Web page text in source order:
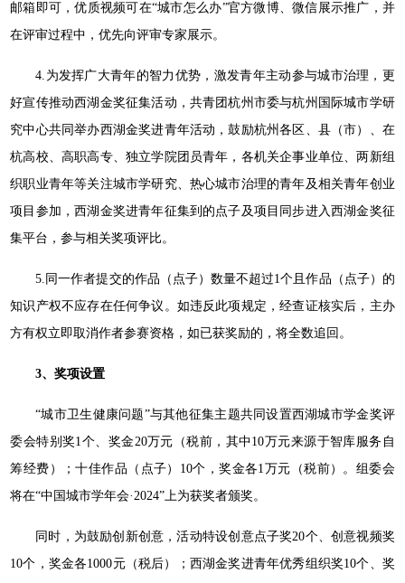
邮箱即可，优质视频可在“城市怎么办”官方微博、微信展示推广，并
在评审过程中，优先向评审专家展示。
4.为发挥广大青年的智力优势，激发青年主动参与城市治理，更
好宣传推动西湖金奖征集活动，共青团杭州市委与杭州国际城市学研
究中心共同举办西湖金奖进青年活动，鼓励杭州各区、县（市）、在
杭高校、高职高专、独立学院团员青年，各机关企事业单位、两新组
织职业青年等关注城市学研究、热心城市治理的青年及相关青年创业
项目参加，西湖金奖进青年征集到的点子及项目同步进入西湖金奖征
集平台，参与相关奖项评比。
5.同一作者提交的作品（点子）数量不超过1个且作品（点子）的
知识产权不应存在任何争议。如违反此项规定，经查证核实后，主办
方有权立即取消作者参赛资格，如已获奖励的，将全数追回。
3、奖项设置
“城市卫生健康问题”与其他征集主题共同设置西湖城市学金奖评
委会特别奖1个、奖金20万元（税前，其中10万元来源于智库服务自
筹经费）；十佳作品（点子）10个，奖金各1万元（税前）。组委会
将在“中国城市学年会·2024”上为获奖者颁奖。
同时，为鼓励创新创意，活动特设创意点子奖20个、创意视频奖
10个，奖金各1000元（税后）；西湖金奖进青年优秀组织奖10个、奖